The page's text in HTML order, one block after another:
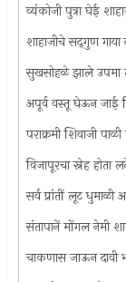
व्यंकोजी पुत्रा घेई
शाहाजीचे सद्‌गुण
सुखसोहळे झाले उपमा
अपूर्व वस्तू घेऊन जाई
पराक्रमी शिवाजी
विजापूरचा स्नेह
सर्व प्रांतीं लूट
संतापानें मोंगल नेमी
चाकणास जाऊन दावी